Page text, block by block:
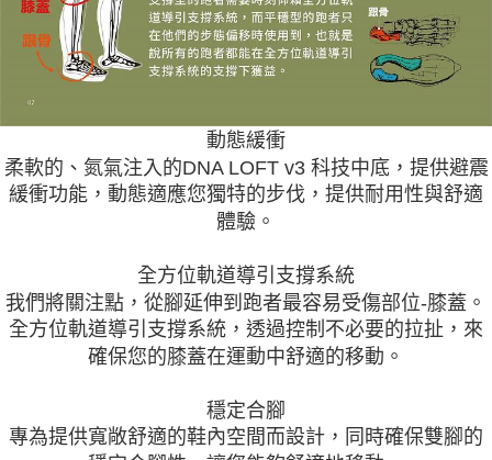
動態緩衝
柔軟的、氮氣注入的DNA LOFT v3 科技中底，提供避震
緩衝功能，動態適應您獨特的步伐，提供耐用性與舒適
體驗。
全方位軌道導引支撐系統
我們將關注點，從腳延伸到跑者最容易受傷部位-膝蓋。
全方位軌道導引支撐系統，透過控制不必要的拉扯，來
確保您的膝蓋在運動中舒適的移動。
穩定合腳
專為提供寬敞舒適的鞋內空間而設計，同時確保雙腳的